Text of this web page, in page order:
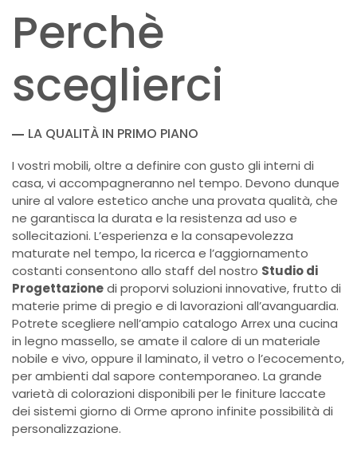
Perchè
sceglierci
LA QUALITÀ IN PRIMO PIANO
I vostri mobili, oltre a definire con gusto gli interni di
casa, vi accompagneranno nel tempo. Devono dunque
unire al valore estetico anche una provata qualità, che
ne garantisca la durata e la resistenza ad uso e
sollecitazioni. L’esperienza e la consapevolezza
maturate nel tempo, la ricerca e l’aggiornamento
costanti consentono allo staff del nostro Studio di
Progettazionedi proporvi soluzioni innovative, frutto di
materie prime di pregio e di lavorazioni all’avanguardia.
Potrete scegliere nell’ampio catalogo Arrex una cucina
in legno massello, se amate il calore di un materiale
nobile e vivo, oppure il laminato, il vetro o l’ecocemento,
per ambienti dal sapore contemporaneo. La grande
varietà di colorazioni disponibili per le finiture laccate
dei sistemi giorno di Orme aprono infinite possibilità di
personalizzazione.